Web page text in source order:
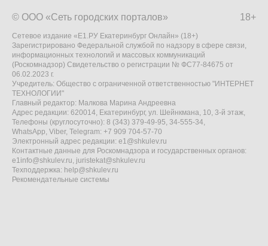
18+
© ООО «Сеть городских порталов»
Сетевое издание «Е1.РУ Екатеринбург Онлайн» (18+)
Зарегистрировано Федеральной службой по надзору в сфере связи,
информационных технологий и массовых коммуникаций
(Роскомнадзор) Свидетельство о регистрации № ФС77-84675 от
06.02.2023 г.
Учредитель: Общество с ограниченной ответственностью "ИНТЕРНЕТ
ТЕХНОЛОГИИ"
Главный редактор: Малкова Марина Андреевна
Адрес редакции: 620014, Екатеринбург, ул. Шейнкмана, 10, 3-й этаж,
Телефоны (круглосуточно): 8 (343) 379-49-95, 34-555-34,
WhatsApp, Viber, Telegram: +7 909 704-57-70
Электронный адрес редакции: e1@shkulev.ru
Контактные данные для Роскомнадзора и государственных органов:
e1info@shkulev.ru, juristekat@shkulev.ru
Техподдержка: help@shkulev.ru
Рекомендательные системы